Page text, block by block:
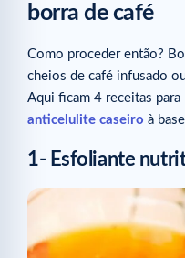
borra de café
Como proceder então?
cheios de café infusado
Aqui ficam 4 receitas para
anticelulite caseiro à
1- Esfoliante